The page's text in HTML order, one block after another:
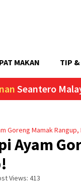
MAKAN TIP
Seantero
Goreng Mamak
Ayam
Views: 413